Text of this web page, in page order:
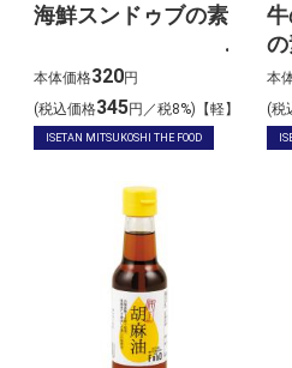
海鮮スンドゥブの素
本体価格320円
(税込価格345円／税8%)【軽】
ISETAN MITSUKOSHI THE FOOD
本
(税